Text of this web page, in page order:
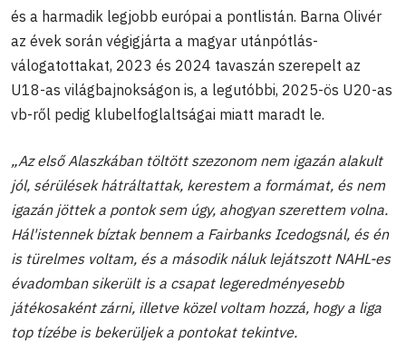
és a harmadik legjobb európai a pontlistán. Barna Olivér
az évek során végigjárta a magyar utánpótlás-
válogatottakat, 2023 és 2024 tavaszán szerepelt az
U18-as világbajnokságon is, a legutóbbi, 2025-ös U20-as
vb-ről pedig klubelfoglaltságai miatt maradt le.
„Az első Alaszkában töltött szezonom nem igazán alakult
jól, sérülések hátráltattak, kerestem a formámat, és nem
igazán jöttek a pontok sem úgy, ahogyan szerettem volna.
Hál'istennek bíztak bennem a Fairbanks Icedogsnál, és én
is türelmes voltam, és a második náluk lejátszott NAHL-es
évadomban sikerült is a csapat legeredményesebb
játékosaként zárni, illetve közel voltam hozzá, hogy a liga
top tízébe is bekerüljek a pontokat tekintve.